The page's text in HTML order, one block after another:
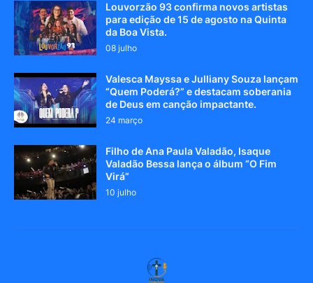
Louvorzão 93 confirma novos artistas
para edição de 15 de agosto na Quinta
da Boa Vista.
08 julho
Valesca Mayssa e Julliany Souza lançam
“Quem Poderá?” e destacam soberania
de Deus em canção impactante.
24 março
Filho de Ana Paula Valadão, Isaque
Valadão Bessa lança o álbum “O Fim
Virá”
10 julho